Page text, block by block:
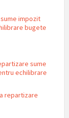
impozit
bugete
sume
echilibrare
repartizare